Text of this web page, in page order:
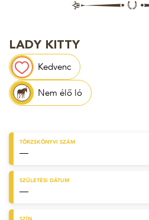
LADY KITTY
Kedvenc
Nem élő ló
TÖRZSKÖNYVI SZÁM
—
SZÜLETÉSI DÁTUM
—